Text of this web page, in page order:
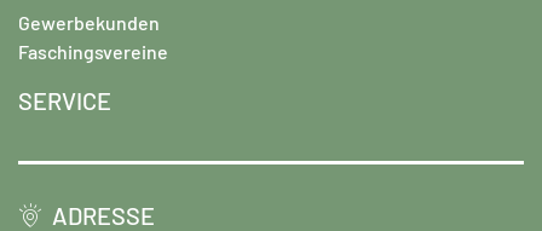
Gewerbekunden
Faschingsvereine
SERVICE
ADRESSE